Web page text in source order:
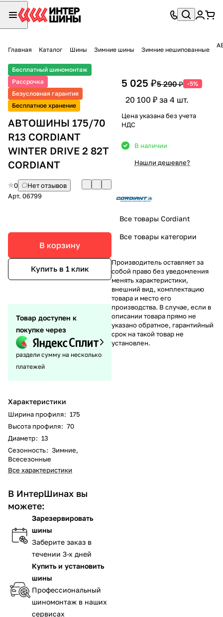
Главная Каталог Шины Зимние шины Зимние нешипованные
Бесплатный шиномонтаж
Рассрочка
Безусловная гарантия
Бесплатное хранение
АВТОШИНЫ 175/70
R13 CORDIANT
WINTER DRIVE 2 82T
CORDIANT
0
Нет отзывов
Арт. 06799
В корзину
Купить в 1 клик
Товар доступен к
покупке через
раздели сумму на несколько
платежей
Характеристики
Ширина профиля: 175
Высота профиля: 70
Диаметр: 13
Сезонность: Зимние,
Всесезонные
Все характеристики
В ИнтерШинах вы
можете:
Зарезервировать
шины
Заберите заказ в
течении 3-х дней
Купить и установить
шины
Профессиональный
шиномонтаж в наших
сервисах
5 025 ₽5 290 ₽ -5%
20 100 ₽ за 4 шт.
Цена указана без учета
НДС
В наличии
Нашли дешевле?
Все товары Cordiant
Все товары категории
Производитель оставляет за
собой право без уведомления
менять характеристики,
внешний вид, комплектацию
товара и место его
производства. В случае, если в
описании товара прямо не
указано обратное, гарантийный
срок на такой товар не
установлен.